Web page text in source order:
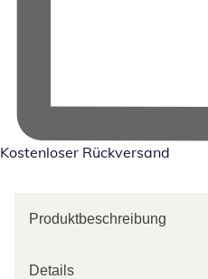
Kostenloser Rückversand
Produktbeschreibung
Details